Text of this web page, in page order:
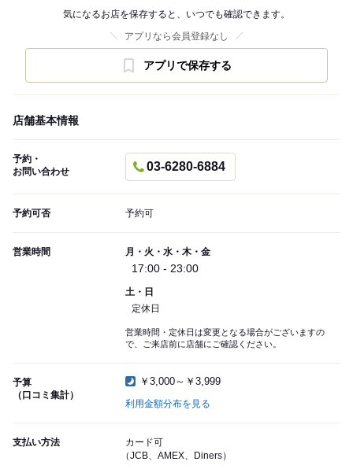
気になるお店を保存すると、いつでも確認できます。
アプリなら会員登録なし
アプリで保存する
店舗基本情報
予約・
お問い合わせ
03-6280-6884
予約可否 予約可
営業時間 月・火・水・木・金
17:00 - 23:00
土・日
定休日
営業時間・定休日は変更となる場合がございますの
で、ご来店前に店舗にご確認ください。
予算
（口コミ集計）
￥3,000～￥3,999
利用金額分布を見る
支払い方法
カード可
（JCB、AMEX、Diners）